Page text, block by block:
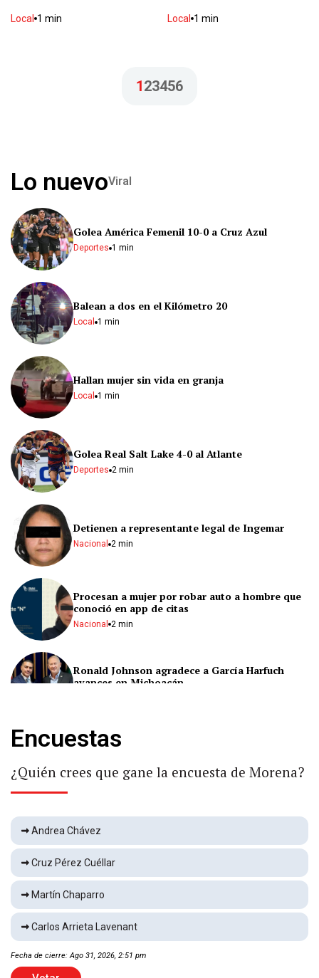
Local 1 min Local 1 min
123456
Lo nuevoViral
Golea América Femenil 10-0 a Cruz Azul
Deportes 1 min
Balean a dos en el Kilómetro 20
Local 1 min
Hallan mujer sin vida en granja
Local 1 min
Golea Real Salt Lake 4-0 al Atlante
Deportes 2 min
Detienen a representante legal de Ingemar
Nacional 2 min
Procesan a mujer por robar auto a hombre que
conoció en app de citas
Nacional 2 min
Ronald Johnson agradece a García Harfuch
avances en Michoacán
Llega Messi a Argentina
Fuertes vientos derriban árboles en Delicias
Vence FC Dallas 1-0 a Chivas
Deportes 1 min
Hallan muerto en Praderas del Sur
Encuestas
¿Quién crees que gane la encuesta de Morena?
Andrea Chávez
Cruz Pérez Cuéllar
Martín Chaparro
Carlos Arrieta Lavenant
Fecha de cierre: Ago 31, 2026, 2:51 pm